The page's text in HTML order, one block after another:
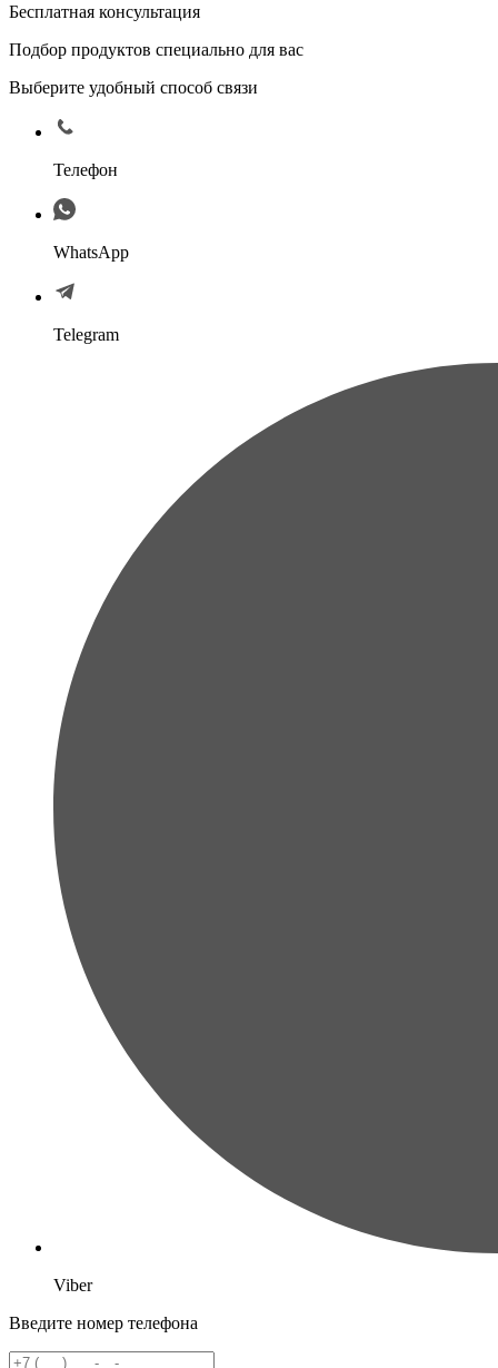
Бесплатная консультация
Подбор продуктов специально для вас
Выберите удобный способ связи
Телефон
WhatsApp
Telegram
Viber
Введите номер телефона